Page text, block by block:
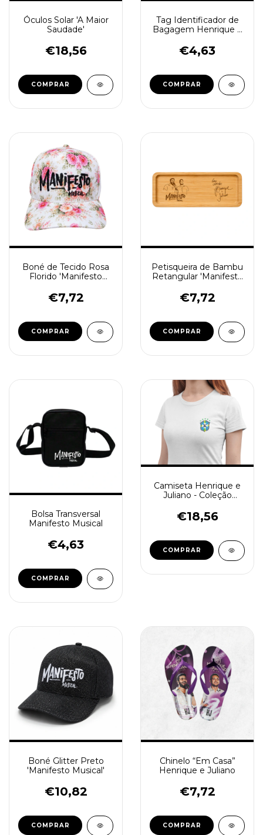
Óculos Solar 'A Maior
Saudade'
€18,56
Tag Identificador de
Bagagem Henrique e
€4,63
Boné de Tecido Rosa
Florido 'Manifesto
€7,72
Petisqueira de Bambu
Retangular 'Manifesto
€7,72
Bolsa Transversal
Manifesto Musical
€4,63
Camiseta Henrique e
Juliano - Coleção
€18,56
COMPRAR
Boné Glitter Preto
'Manifesto Musical'
€10,82
Chinelo “Em Casa”
Henrique e Juliano
€7,72
COMPRAR